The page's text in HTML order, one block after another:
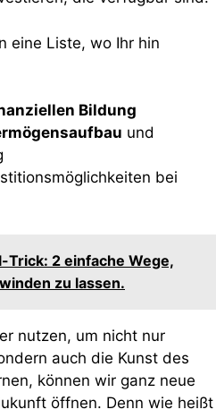
eine Liste, wo Ihr hin
Bildung
und
bei
Trick: 2 einfache Wege,
zu lassen.
nutzen, um nicht nur
auch die Kunst des
können wir ganz neue
öffnen. Denn wie heißt